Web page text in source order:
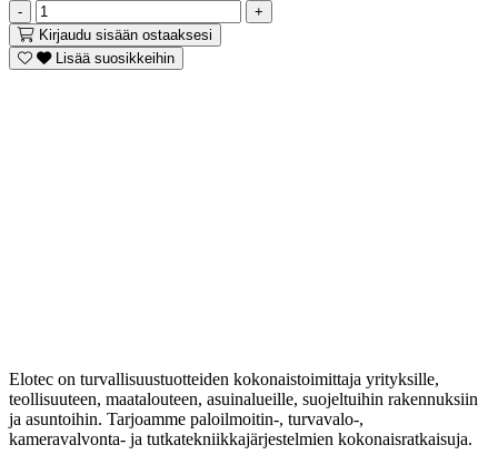
-
+
Kirjaudu sisään ostaaksesi
Lisää suosikkeihin
Elotec on turvallisuustuotteiden kokonaistoimittaja yrityksille,
teollisuuteen, maatalouteen, asuinalueille, suojeltuihin rakennuksiin
ja asuntoihin. Tarjoamme paloilmoitin-, turvavalo-,
kameravalvonta- ja tutkatekniikkajärjestelmien kokonaisratkaisuja.